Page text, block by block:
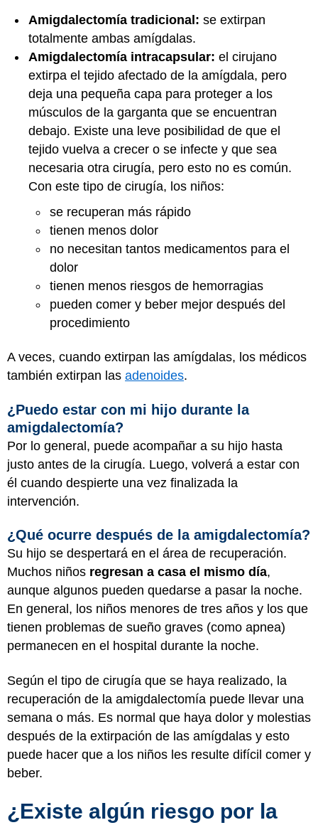
Amigdalectomía tradicional: se extirpan
totalmente ambas amígdalas.
Amigdalectomía intracapsular: el cirujano
extirpa el tejido afectado de la amígdala, pero
deja una pequeña capa para proteger a los
músculos de la garganta que se encuentran
debajo. Existe una leve posibilidad de que el
tejido vuelva a crecer o se infecte y que sea
necesaria otra cirugía, pero esto no es común.
Con este tipo de cirugía, los niños:
se recuperan más rápido
tienen menos dolor
no necesitan tantos medicamentos para el
dolor
tienen menos riesgos de hemorragias
pueden comer y beber mejor después del
procedimiento
A veces, cuando extirpan las amígdalas, los médicos
también extirpan las adenoides.
¿Puedo estar con mi hijo durante la
amigdalectomía?
Por lo general, puede acompañar a su hijo hasta
justo antes de la cirugía. Luego, volverá a estar con
él cuando despierte una vez finalizada la
intervención.
¿Qué ocurre después de la amigdalectomía?
Su hijo se despertará en el área de recuperación.
Muchos niños regresan a casa el mismo día,
aunque algunos pueden quedarse a pasar la noche.
En general, los niños menores de tres años y los que
tienen problemas de sueño graves (como apnea)
permanecen en el hospital durante la noche.
Según el tipo de cirugía que se haya realizado, la
recuperación de la amigdalectomía puede llevar una
semana o más. Es normal que haya dolor y molestias
después de la extirpación de las amígdalas y esto
puede hacer que a los niños les resulte difícil comer y
beber.
¿Existe algún riesgo por la